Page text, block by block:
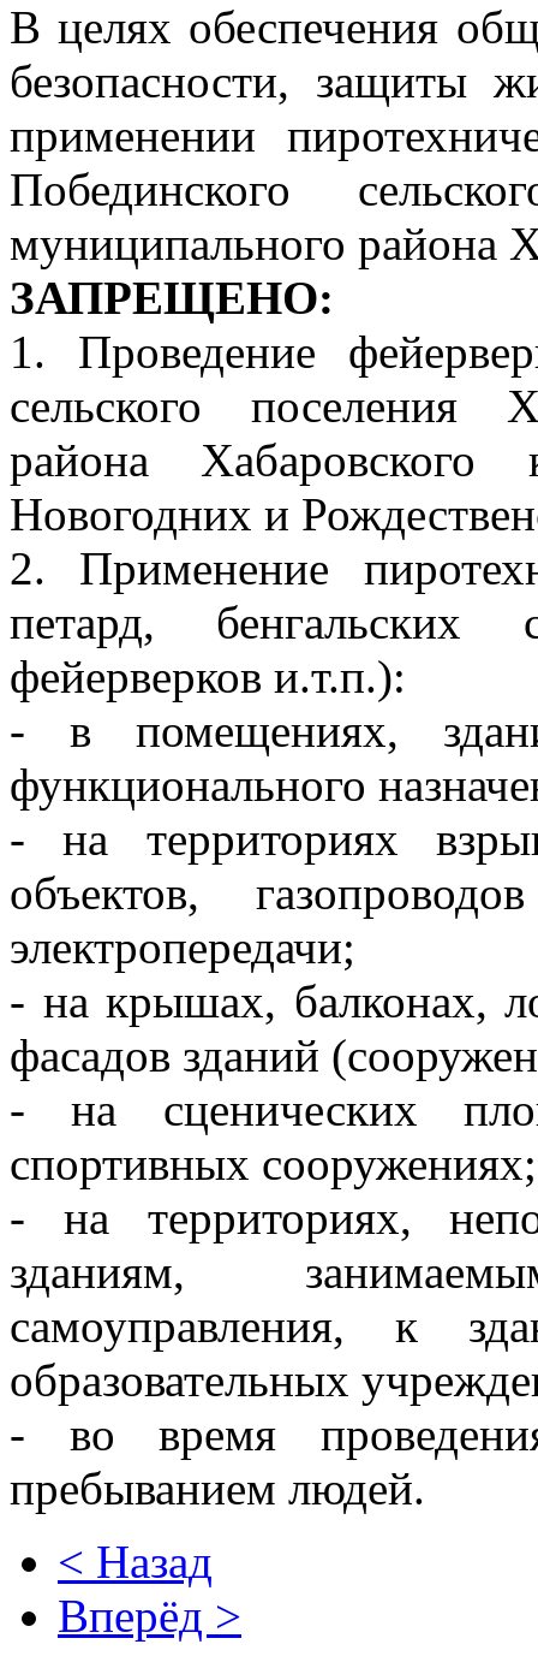
В целях обеспечения
безопасности, защиты
применении
Побединского
муниципального района
ЗАПРЕЩЕНО:
1. Проведение
сельского поселения
района
Новогодних и
2. Применение
петард, бенгальских
фейерверков и.т.п.):
- в помещениях,
функционального
- на территориях
объектов,
электропередачи;
- на крышах, балконах,
фасадов зданий
- на сценических
спортивных сооружениях;
- на территориях,
зданиям,
самоуправления, к
образовательных
- во время
пребыванием людей.
< Назад
Вперёд >